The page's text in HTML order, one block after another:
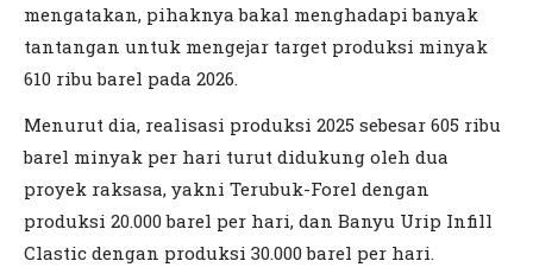
mengatakan, pihaknya bakal menghadapi banyak
tantangan untuk mengejar target produksi minyak
610 ribu barel pada 2026.
Menurut dia, realisasi produksi 2025 sebesar 605 ribu
barel minyak per hari turut didukung oleh dua
proyek raksasa, yakni Terubuk-Forel dengan
produksi 20.000 barel per hari, dan Banyu Urip Infill
Clastic dengan produksi 30.000 barel per hari.